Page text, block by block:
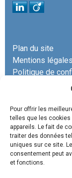
Pour offrir les
telles que les
appareils. Le fait de
traiter des données
uniques sur ce site.
consentement peut
et fonctions.
Plan du site
Mentions légales
Politique de
La SCP
d’avocats
l’urbanisme